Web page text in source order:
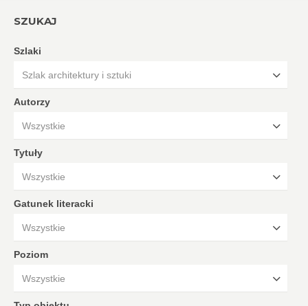
SZUKAJ
Szlaki
Szlak architektury i sztuki
Autorzy
Wszystkie
Tytuły
Wszystkie
Gatunek literacki
Wszystkie
Poziom
Wszystkie